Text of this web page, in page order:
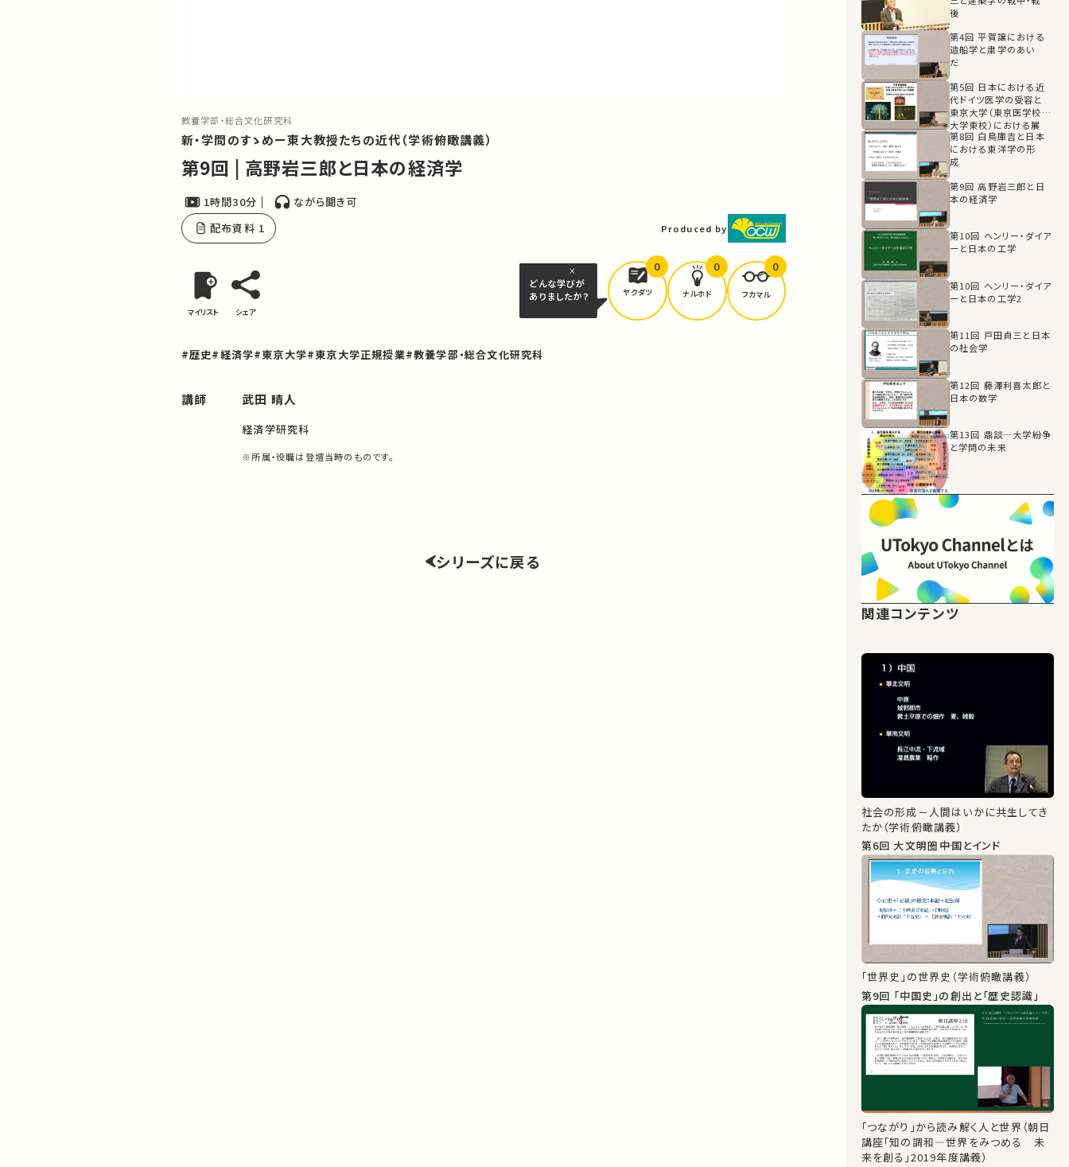
教養学部・総合文化研究科
新・学問のすゝめー東大教授たちの近代（学術俯瞰講義）
第9回 | 高野岩三郎と日本の経済学
1時間30分
ながら聞き可
配布資料 1
Produced by
マイリスト シェア
どんな学びが
ありましたか？
ヤクダツ
0
ナルホド
0
フカマル
0
#歴史#経済学#東京大学#東京大学正規授業#教養学部・総合文化研究科
講師 武田 晴人
経済学研究科
※所属・役職は登壇当時のものです。
シリーズに戻る
後
第4回 平賀譲における
造船学と粛学のあい
だ
第5回 日本における近
代ドイツ医学の受容と
東京大学（東京医学校、
大学東校）における展
開
第8回 白鳥庫吉と日本
における東洋学の形
成
第9回 高野岩三郎と日
本の経済学
第10回 ヘンリー・ダイア
ーと日本の工学
第10回 ヘンリー・ダイア
ーと日本の工学2
第11回 戸田貞三と日本
の社会学
第12回 藤澤利喜太郎と
日本の数学
第13回 鼎談―大学紛争
と学問の未来
関連コンテンツ
社会の形成－人間はいかに共生してき
たか（学術俯瞰講義）
第6回 大文明圏――中国とインド
「世界史」の世界史（学術俯瞰講義）
第9回 「中国史」の創出と「歴史認識」
「つながり」から読み解く人と世界（朝日
講座「知の調和―世界をみつめる 未
来を創る」2019年度講義）